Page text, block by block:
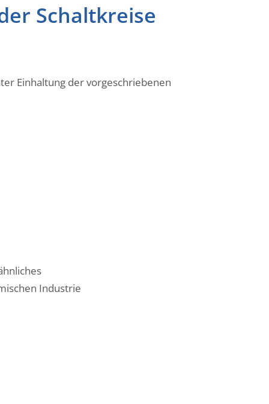
Schaltkreise
Einhaltung der vorgeschriebenen
Industrie